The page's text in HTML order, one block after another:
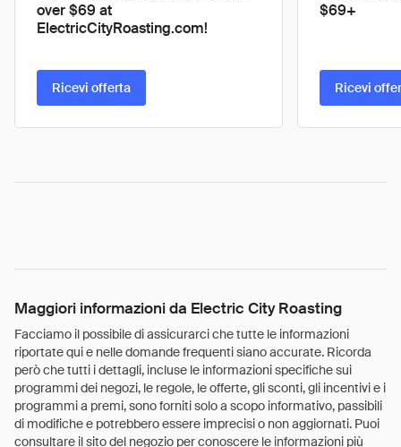
over $69 at
ElectricCityRoasting.com!
Ricevi offerta
$69+
Ricevi
Maggiori informazioni da Electric City Roasting
Facciamo il possibile di assicurarci che tutte le informazioni
riportate qui e nelle domande frequenti siano accurate. Ricorda
però che tutti i dettagli, incluse le informazioni specifiche sui
programmi dei negozi, le regole, le offerte, gli sconti, gli incentivi e i
programmi a premi, sono forniti solo a scopo informativo, passibili
di modifiche e potrebbero essere imprecisi o non aggiornati. Puoi
consultare il sito del negozio per conoscere le informazioni più